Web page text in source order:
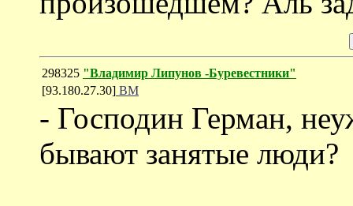
298325 "Владимир Липунов -Буревестники"
[93.180.27.30] ВМ
- Господин Герман,
бывают занятые люди?